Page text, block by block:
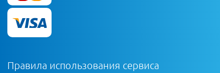
Правила использования сервиса